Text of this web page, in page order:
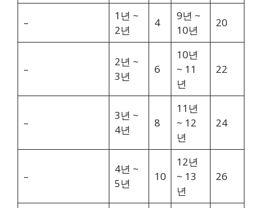
–
1년 ~
2년
4
9년 ~
10년
20
–
2년 ~
3년
6
10년
~ 11
년
22
–
3년 ~
4년
8
11년
~ 12
년
24
–
4년 ~
5년
10
12년
~ 13
년
26